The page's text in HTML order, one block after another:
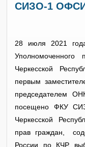
СИЗО-1
28 июля 2021
Черкесской
первым
председателем
посещено ФКУ
Черкесской
прав граждан,
России по КЧР,